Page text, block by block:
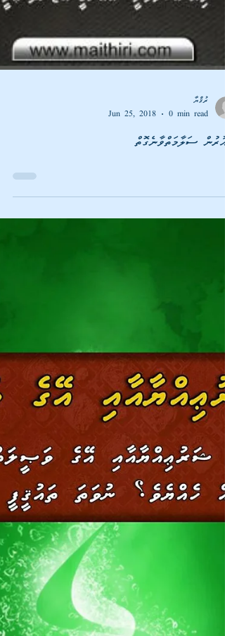
Jun 25, 2018
0 min read